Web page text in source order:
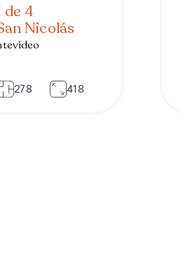
de 4
Nicolás
Montevideo
278 418